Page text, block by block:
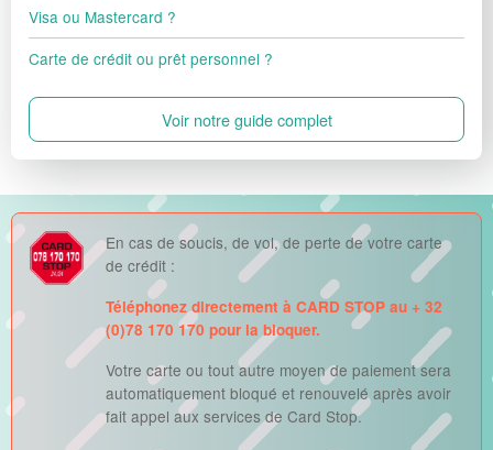
Visa ou Mastercard ?
Carte de crédit ou prêt personnel ?
Voir notre guide complet
En cas de soucis, de vol, de perte de votre carte
de crédit :
Téléphonez directement à CARD STOP au + 32
(0)78 170 170 pour la bloquer.
Votre carte ou tout autre moyen de paiement sera
automatiquement bloqué et renouvelé après avoir
fait appel aux services de Card Stop.